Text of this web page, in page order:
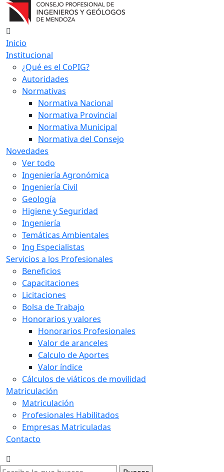
Inicio
Institucional
¿Qué es el CoPIG?
Autoridades
Normativas
Normativa Nacional
Normativa Provincial
Normativa Municipal
Normativa del Consejo
Novedades
Ver todo
Ingeniería Agronómica
Ingeniería Civil
Geología
Higiene y Seguridad
Ingeniería
Temáticas Ambientales
Ing Especialistas
Servicios a los Profesionales
Beneficios
Capacitaciones
Licitaciones
Bolsa de Trabajo
Honorarios y valores
Honorarios Profesionales
Valor de aranceles
Calculo de Aportes
Valor índice
Cálculos de viáticos de movilidad
Matriculación
Matriculación
Profesionales Habilitados
Empresas Matriculadas
Contacto